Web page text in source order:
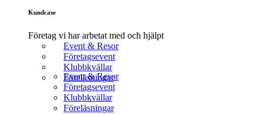
Kundcase
Företag vi har arbetat med och hjälpt
Event & Resor
Företagsevent
Klubbkvällar
Föreläsningar
Event & Resor
Företagsevent
Klubbkvällar
Föreläsningar